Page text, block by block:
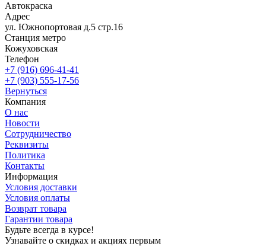
Автокраска
Адрес
ул. Южнопортовая д.5 стр.16
Станция метро
Кожуховская
Телефон
+7 (916) 696-41-41
+7 (903) 555-17-56
Вернуться
Компания
О нас
Новости
Сотрудничество
Реквизиты
Политика
Контакты
Информация
Условия доставки
Условия оплаты
Возврат товара
Гарантии товара
Будьте всегда в курсе!
Узнавайте о скидках и акциях первым